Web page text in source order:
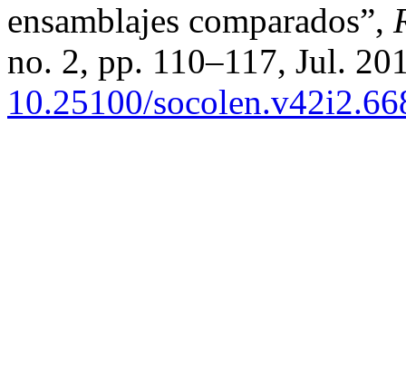
ensamblajes comparados”,
no. 2, pp. 110–117, Jul.
10.25100/